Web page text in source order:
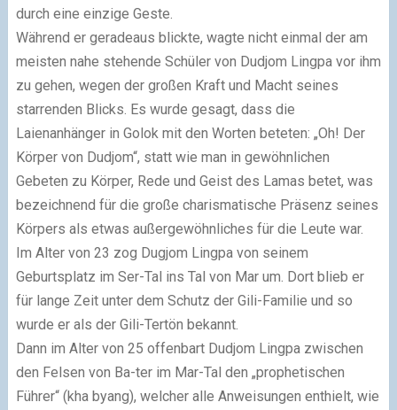
durch eine einzige Geste.
Während er geradeaus blickte, wagte nicht einmal der am
meisten nahe stehende Schüler von Dudjom Lingpa vor ihm
zu gehen, wegen der großen Kraft und Macht seines
starrenden Blicks. Es wurde gesagt, dass die
Laienanhänger in Golok mit den Worten beteten: „Oh! Der
Körper von Dudjom“, statt wie man in gewöhnlichen
Gebeten zu Körper, Rede und Geist des Lamas betet, was
bezeichnend für die große charismatische Präsenz seines
Körpers als etwas außergewöhnliches für die Leute war.
Im Alter von 23 zog Dugjom Lingpa von seinem
Geburtsplatz im Ser-Tal ins Tal von Mar um. Dort blieb er
für lange Zeit unter dem Schutz der Gili-Familie und so
wurde er als der Gili-Tertön bekannt.
Dann im Alter von 25 offenbart Dudjom Lingpa zwischen
den Felsen von Ba-ter im Mar-Tal den „prophetischen
Führer“ (kha byang), welcher alle Anweisungen enthielt, wie